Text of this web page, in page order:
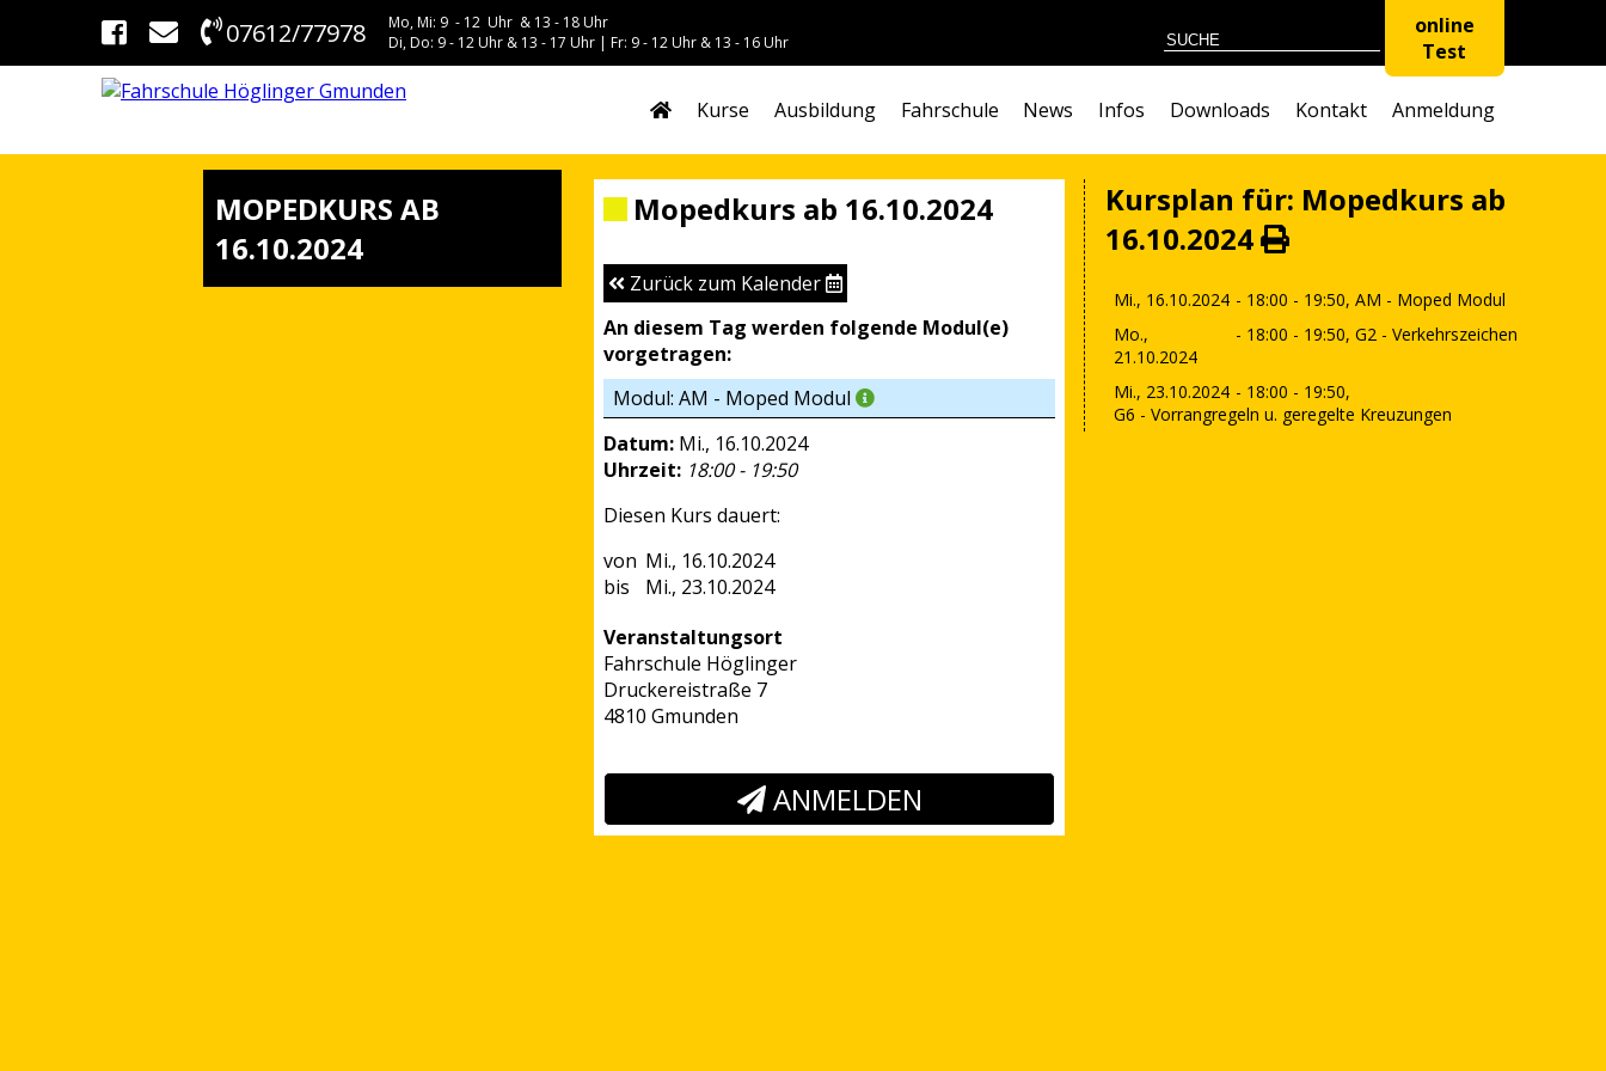
07612/77978
Mo, Mi: 9 - 12 Uhr & 13 - 18 Uhr
Di, Do: 9 - 12 Uhr & 13 - 17 Uhr | Fr: 9 - 12 Uhr & 13 - 16 Uhr
online
Test
Kurse Ausbildung Fahrschule News Infos Downloads Kontakt Anmeldung
MOPEDKURS AB
16.10.2024
Mopedkurs ab 16.10.2024
Zurück zum Kalender
An diesem Tag werden folgende Modul(e)
vorgetragen:
Modul: AM - Moped Modul
Datum: Mi., 16.10.2024
Uhrzeit: 18:00 - 19:50
Diesen Kurs dauert:
Mi., 16.10.2024
Mi., 23.10.2024
Veranstaltungsort
Fahrschule Höglinger
Druckereistraße 7
4810 Gmunden
ANMELDEN
Kursplan für: Mopedkurs ab
16.10.2024
Mi., 16.10.2024 - 18:00 - 19:50, AM - Moped Modul
Mo.,
21.10.2024
- 18:00 - 19:50, G2 - Verkehrszeichen
Mi., 23.10.2024 - 18:00 - 19:50,
G6 - Vorrangregeln u. geregelte Kreuzungen